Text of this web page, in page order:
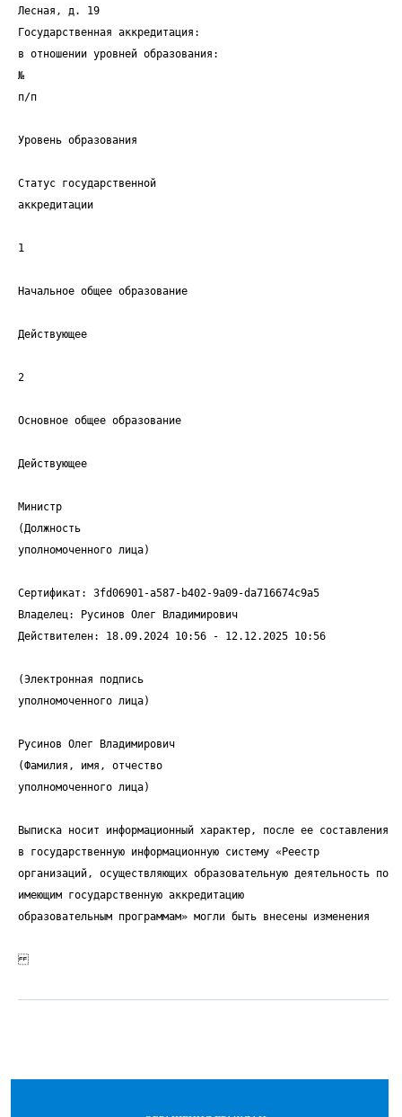
Лесная, д. 19
Государственная аккредитация:
в отношении уровней образования:
№
п/п
Уровень образования
Статус государственной
аккредитации
1
Начальное общее образование
Действующее
2
Основное общее образование
Действующее
Министр
(Должность
уполномоченного лица)
Сертификат: 3fd06901-a587-b402-9a09-da716674c9a5
Владелец: Русинов Олег Владимирович
Действителен: 18.09.2024 10:56 - 12.12.2025 10:56
(Электронная подпись
уполномоченного лица)
Русинов Олег Владимирович
(Фамилия, имя, отчество
уполномоченного лица)
Выписка носит информационный характер, после ее составления
в государственную информационную систему «Реестр
организаций, осуществляющих образовательную деятельность по
имеющим государственную аккредитацию
образовательным программам» могли быть внесены изменения